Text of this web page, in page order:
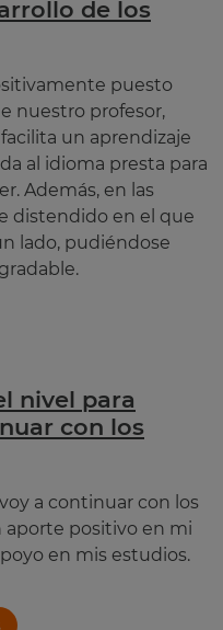
de los
puesto
nuestro profesor,
un aprendizaje
al idioma presta para
Además, en las
distendido en el que
lado, pudiéndose
nivel para
con los
a continuar con los
positivo en mi
en mis estudios.